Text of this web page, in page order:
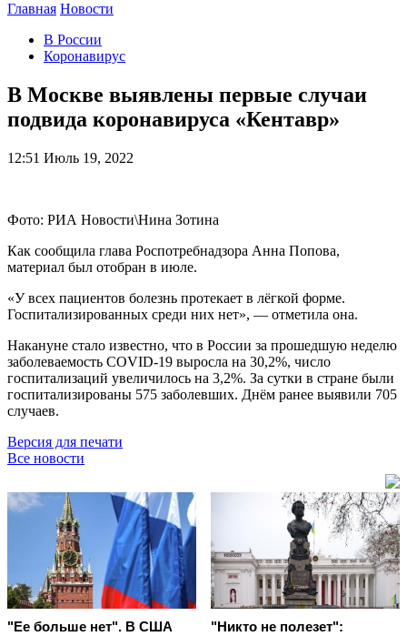
Главная Новости
В России
Коронавирус
В Москве выявлены первые случаи
подвида коронавируса «Кентавр»
12:51 Июль 19, 2022
Фото: РИА Новости\Нина Зотина
Как сообщила глава Роспотребнадзора Анна Попова,
материал был отобран в июле.
«У всех пациентов болезнь протекает в лёгкой форме.
Госпитализированных среди них нет», — отметила она.
Накануне стало известно, что в России за прошедшую неделю
заболеваемость COVID-19 выросла на 30,2%, число
госпитализаций увеличилось на 3,2%. За сутки в стране были
госпитализированы 575 заболевших. Днём ранее выявили 705
случаев.
Версия для печати
Все новости
"Ее больше нет". В США
"Никто не полезет":